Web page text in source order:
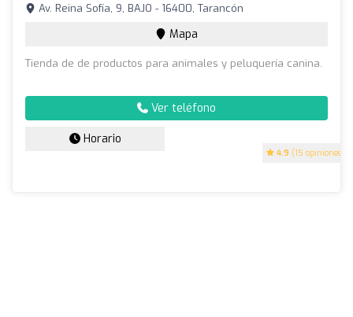
4.9 (15 opiniones)
Av. Reina Sofía, 9, BAJO - 16400, Tarancón
Mapa
Tienda de de productos para animales y peluquería canina.
Ver teléfono
Horario